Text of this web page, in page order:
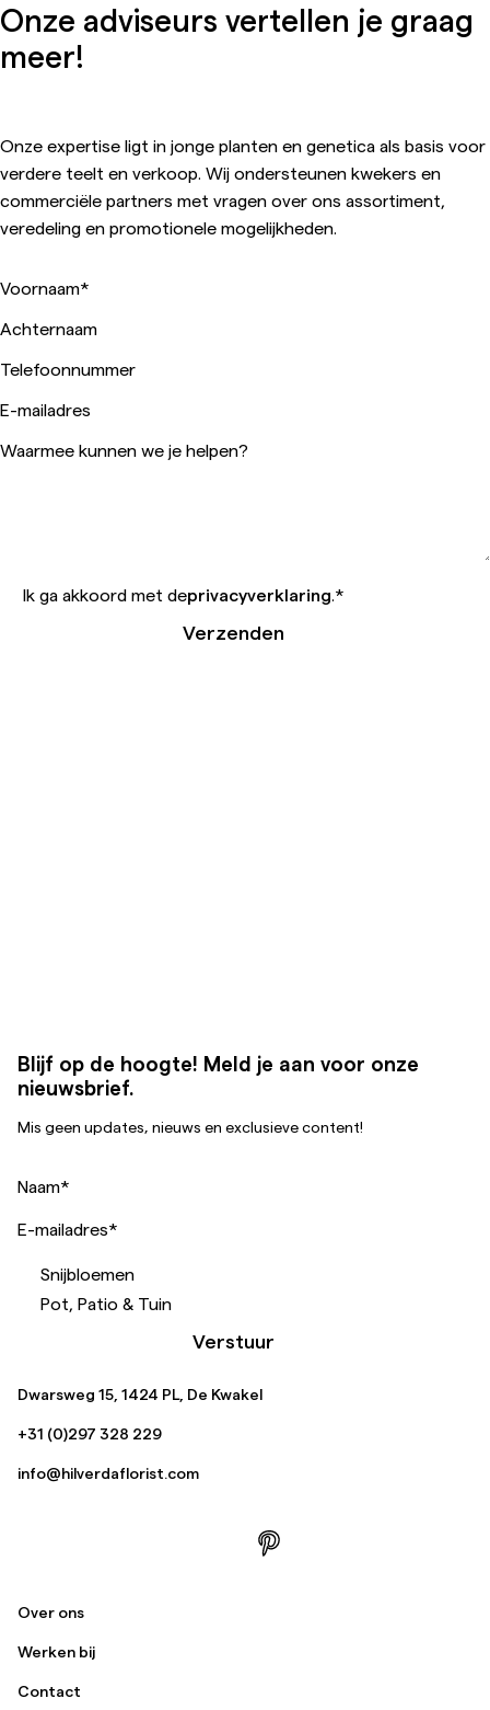
Onze adviseurs vertellen je graag
meer!
Onze expertise ligt in jonge planten en genetica als basis voor
verdere teelt en verkoop. Wij ondersteunen kwekers en
commerciële partners met vragen over ons assortiment,
veredeling en promotionele mogelijkheden.
Voornaam*
Achternaam
Telefoonnummer
E-mailadres
Waarmee kunnen we je helpen?
Ik ga akkoord met deprivacyverklaring *
Verzenden
Blijf op de hoogte! Meld je aan voor onze
nieuwsbrief.
Mis geen updates, nieuws en exclusieve content!
Naam*
E-mailadres*
Snijbloemen
Pot, Patio & Tuin
Verstuur
Dwarsweg 15, 1424 PL, De Kwakel
+31 (0)297 328 229
info@hilverdaflorist.com
Over ons
Werken bij
Contact